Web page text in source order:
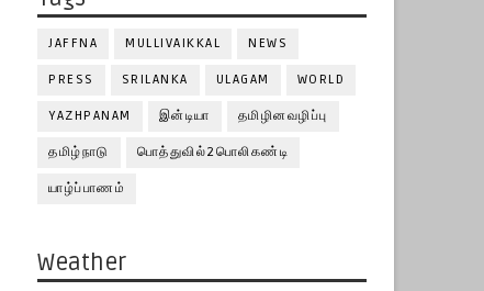
JAFFNA MULLIVAIKKAL NEWS
PRESS SRILANKA ULAGAM WORLD
YAZHPANAM இன்டியா தமிழினவழிப்பு
தமிழ்நாடு பொத்துவில்2பொலிகண்டி
யாழ்ப்பாணம்
Weather